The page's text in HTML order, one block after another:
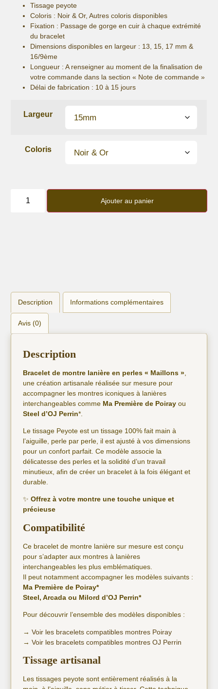
Tissage peyote
Coloris : Noir & Or, Autres coloris disponibles
Fixation : Passage de gorge en cuir à chaque extrémité
du bracelet
Dimensions disponibles en largeur : 13, 15, 17 mm &
16/9ème
Longueur : A renseigner au moment de la finalisation de
votre commande dans la section « Note de commande »
Délai de fabrication : 10 à 15 jours
Largeur
Coloris
Bracelet
Ajouter au panier
Description Informations complémentaires
Avis (0)
Description
Bracelet de montre lanière en perles « Maillons »
une création artisanale réalisée sur mesure pour
accompagner les montres iconiques à lanières
interchangeables comme Ma Première de Poiray ou
Steel d’OJ Perrin*.
Le tissage Peyote est un tissage 100% fait main à
l’aiguille, perle par perle, il est ajusté à vos dimensions
pour un confort parfait. Ce modèle associe la
délicatesse des perles et la solidité d’un travail
minutieux, afin de créer un bracelet à la fois élégant et
durable.
✨Offrez à votre montre une touche unique et
précieuse
Compatibilité
Ce bracelet de montre lanière sur mesure est conçu
pour s’adapter aux montres à lanières
interchangeables les plus emblématiques.
Il peut notamment accompagner les modèles suivants :
Ma Première de Poiray*
Steel, Arcada ou Milord d’OJ Perrin*
Pour découvrir l’ensemble des modèles disponibles :
→Voir les bracelets compatibles montres Poiray
→Voir les bracelets compatibles montres OJ Perrin
Tissage artisanal
Les tissages peyote sont entièrement réalisés à la